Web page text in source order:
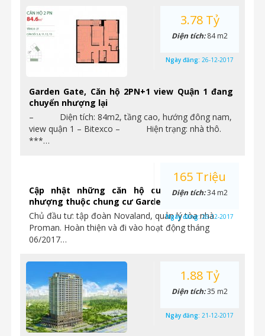
Garden Gate, Căn hộ 2PN+1 view Quận 1 đang
chuyển nhượng lại
– Diện tích: 84m2, tầng cao, hướng đông nam,
view quận 1 – Bitexco – Hiện trạng: nhà thô.
***…
3.78 Tỷ
Diện tích:84 m2
Ngày đăng: 26-12-2017
Cập nhật những căn hộ cuối cùng chuyển
nhượng thuộc chung cư Garden Gate
Chủ đầu tư: tập đoàn Novaland, quản lý tòa nhà
Proman. Hoàn thiện và đi vào hoạt động tháng
06/2017…
165 Triệu
Diện tích:34 m2
Ngày đăng:26-12-2017
1.88 Tỷ
Diện tích:35 m2
Ngày đăng: 21-12-2017